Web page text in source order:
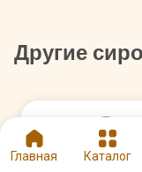
Главная Каталог
Другие